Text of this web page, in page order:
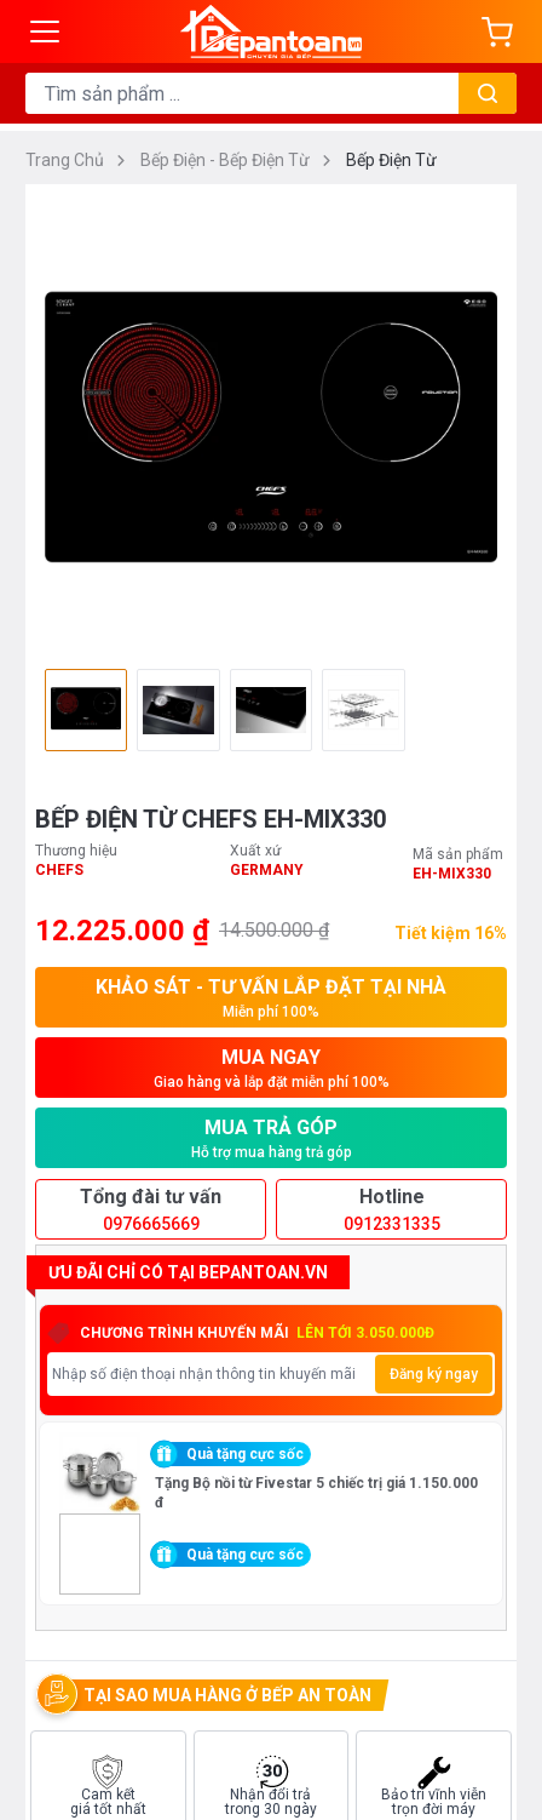
Trang Chủ Bếp Điện - Bếp Điện Từ Bếp Điện Từ
BẾP ĐIỆN TỪ CHEFS EH-MIX330
Thương hiệu
CHEFS
Xuất xứ
GERMANY
Mã sản phẩm
EH-MIX330
12.225.000 ₫ 14.500.000 ₫ Tiết kiệm 16%
KHẢO SÁT - TƯ VẤN LẮP ĐẶT TẠI NHÀ
Miễn phí 100%
MUA NGAY
Giao hàng và lắp đặt miễn phí 100%
MUA TRẢ GÓP
Hỗ trợ mua hàng trả góp
Tổng đài tư vấn
0976665669
Hotline
0912331335
ƯU ĐÃI CHỈ CÓ TẠI BEPANTOAN.VN
CHƯƠNG TRÌNH KHUYẾN MÃI LÊN TỚI 3.050.000Đ
Đăng ký ngay
Quà tặng cực sốc
Tặng Bộ nồi từ Fivestar 5 chiếc trị giá 1.150.000
đ
Quà tặng cực sốc
TẠI SAO MUA HÀNG Ở BẾP AN TOÀN
Cam kết
giá tốt nhất
Nhận đổi trả
trong 30 ngày
Bảo trì vĩnh viễn
trọn đời máy